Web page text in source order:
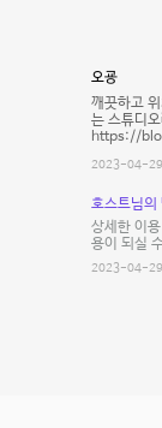
오굥
깨끗하고
는 스튜디
https://
2023-04-
호스트님의
상세한 이
용이 되실
2023-04-